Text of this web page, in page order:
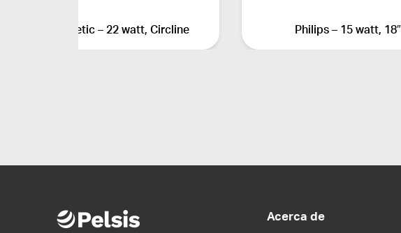
Synergetic – 22 watt, Circline Philips – 15 watt, 18″
Acerca de